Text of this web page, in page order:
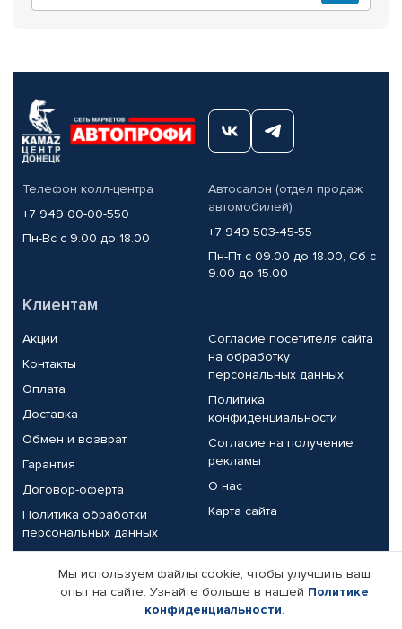
Телефон колл-центра
+7 949 00-00-550
Пн-Вс с 9.00 до 18.00
Автосалон (отдел продаж
автомобилей)
+7 949 503-45-55
Пн-Пт с 09.00 до 18.00, Сб с
9.00 до 15.00
Клиентам
Акции
Контакты
Оплата
Доставка
Обмен и возврат
Гарантия
Договор-оферта
Политика обработки
персональных данных
Согласие посетителя сайта
на обработку
персональных данных
Политика
конфиденциальности
Согласие на получение
рекламы
О нас
Карта сайта
Партнерам
Корпоративным клиентам
Реквизиты компании
Мы используем файлы cookie, чтобы улучшить ваш
опыт на сайте. Узнайте больше в нашей Политике
конфиденциальности.